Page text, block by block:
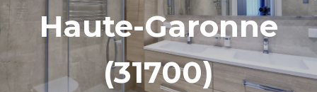
Haute-Garonne
(31700)